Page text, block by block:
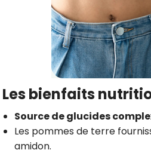
Les bienfaits
Source de glucides
Les pommes de terre
amidon.